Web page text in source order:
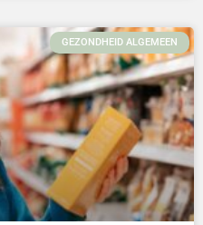
GEZONDHEID ALGEMEEN